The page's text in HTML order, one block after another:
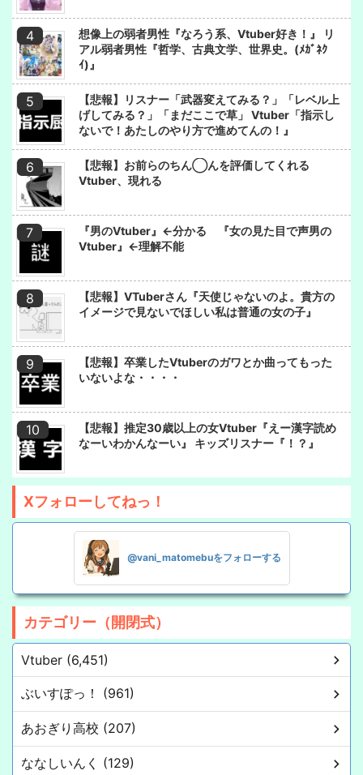
想像上の弱者男性『なろう系、Vtuber好き！』 リ
アル弱者男性『哲学、古典文学、世界史。(ﾒｶﾞﾈｸ
ｲ)』
【悲報】リスナー「武器変えてみる？」「レベル上
げしてみる？」「まだここで草」 Vtuber「指示し
ないで！あたしのやり方で進めてんの！』
【悲報】お前らのちん◯んを評価してくれる
Vtuber、現れる
『男のVtuber』←分かる 『女の見た目で声男の
Vtuber』←理解不能
【悲報】VTuberさん『天使じゃないのよ。貴方の
イメージで見ないでほしい私は普通の女の子』
【悲報】卒業したVtuberのガワとか曲ってもった
いないよな・・・・
【悲報】推定30歳以上の女Vtuber『えー漢字読め
なーいわかんなーい』 キッズリスナー『！？』
Xフォローしてねっ！
@vani_matomebuをフォローする
カテゴリー（開閉式）
Vtuber (6,451)
ぶいすぽっ！ (961)
あおぎり高校 (207)
ななしいんく (129)